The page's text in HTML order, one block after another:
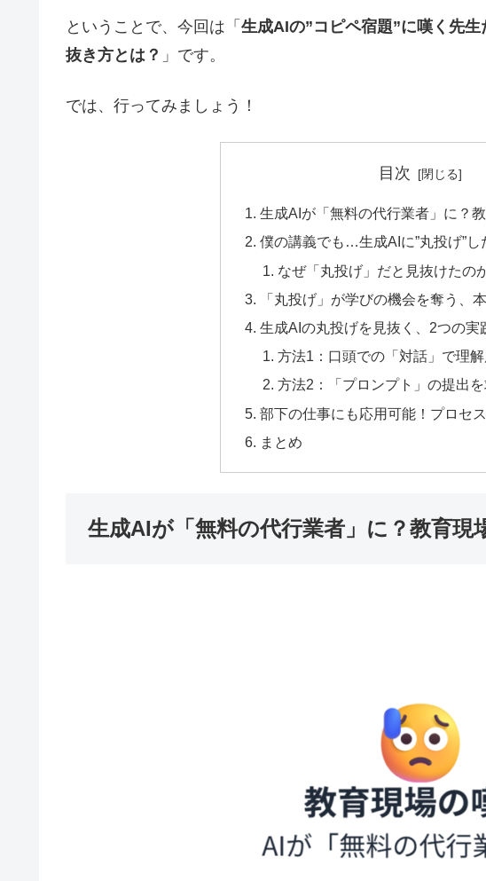
ということで、今回は「 生成AIの”コピペ宿題”に嘆く先
抜き方とは？ 」です。
では、行ってみましょう！
目次
生成AIが「無料の代行業者」に？
僕の講義でも…生成AIに”丸投げ”
なぜ「丸投げ」だと見抜けたの
「丸投げ」が学びの機会を奪う、
生成AIの丸投げを見抜く、2つの実
方法1：口頭での「対話」で理
方法2：「プロンプト」の提出
部下の仕事にも応用可能！プロセ
まとめ
生成AIが「無料の代行業者」に？教育現